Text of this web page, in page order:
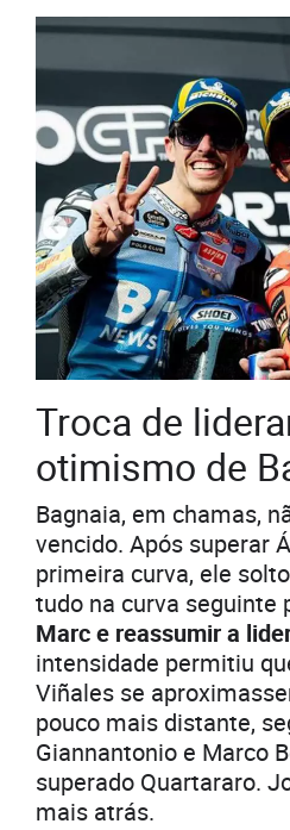
Troca de
otimismo de
Bagnaia, em chamas,
vencido. Após superar
primeira curva, ele
tudo na curva seguinte
Marc e reassumir a
intensidade permitiu
Viñales se
pouco mais distante,
Giannantonio e Marco
superado Quartararo.
mais atrás.